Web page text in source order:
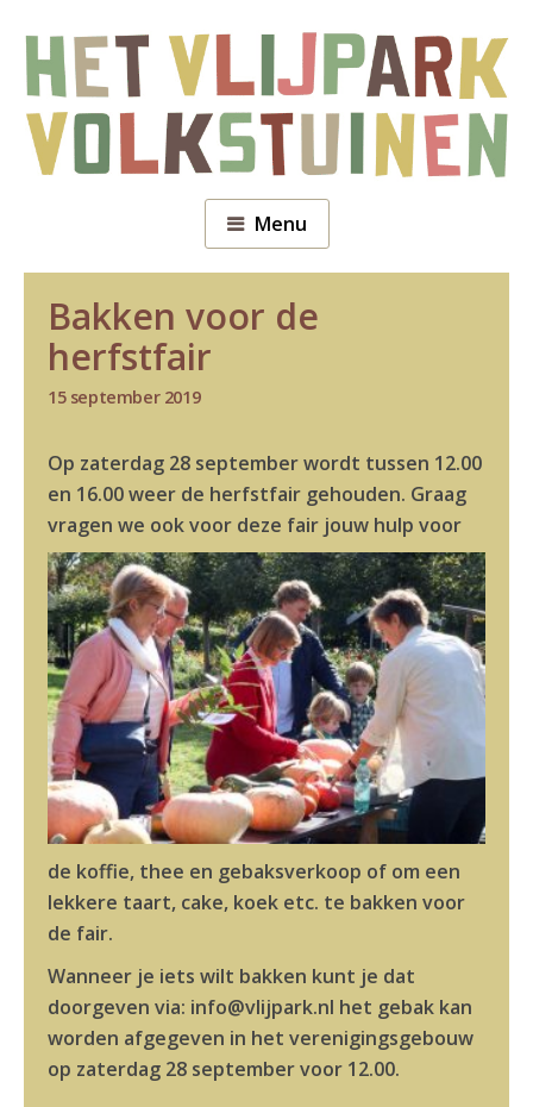
Menu
Bakken voor de
herfstfair
15 september 2019
Op zaterdag 28 september wordt tussen 12.00
en 16.00 weer de herfstfair gehouden. Graag
vragen we ook voor deze fair jouw hulp voor
de koffie, thee en gebaksverkoop of om een
lekkere taart, cake, koek etc. te bakken voor
de fair.
Wanneer je iets wilt bakken kunt je dat
doorgeven via: info@vlijpark.nl het gebak kan
worden afgegeven in het verenigingsgebouw
op zaterdag 28 september voor 12.00.